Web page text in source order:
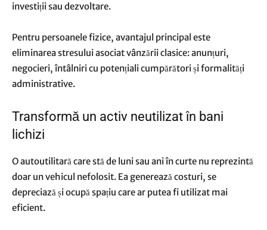
investiții sau dezvoltare.
Pentru persoanele fizice, avantajul principal este
eliminarea stresului asociat vânzării clasice: anunțuri,
negocieri, întâlniri cu potențiali cumpărători și formalități
administrative.
Transformă un activ neutilizat în bani
lichizi
O autoutilitară care stă de luni sau ani în curte nu reprezintă
doar un vehicul nefolosit. Ea generează costuri, se
depreciază și ocupă spațiu care ar putea fi utilizat mai
eficient.